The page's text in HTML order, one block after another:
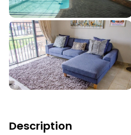
Description